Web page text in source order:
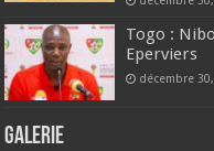
Togo :
Eperviers
décembre
GALERIE